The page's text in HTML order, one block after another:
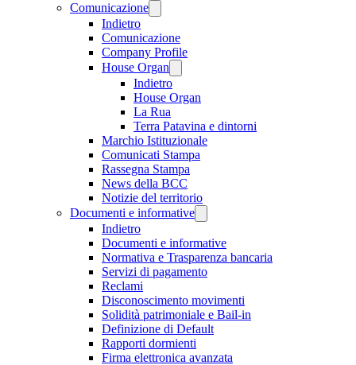
Comunicazione
Indietro
Comunicazione
Company Profile
House Organ
Indietro
House Organ
La Rua
Terra Patavina e dintorni
Marchio Istituzionale
Comunicati Stampa
Rassegna Stampa
News della BCC
Notizie del territorio
Documenti e informative
Indietro
Documenti e informative
Normativa e Trasparenza bancaria
Servizi di pagamento
Reclami
Disconoscimento movimenti
Solidità patrimoniale e Bail-in
Definizione di Default
Rapporti dormienti
Firma elettronica avanzata